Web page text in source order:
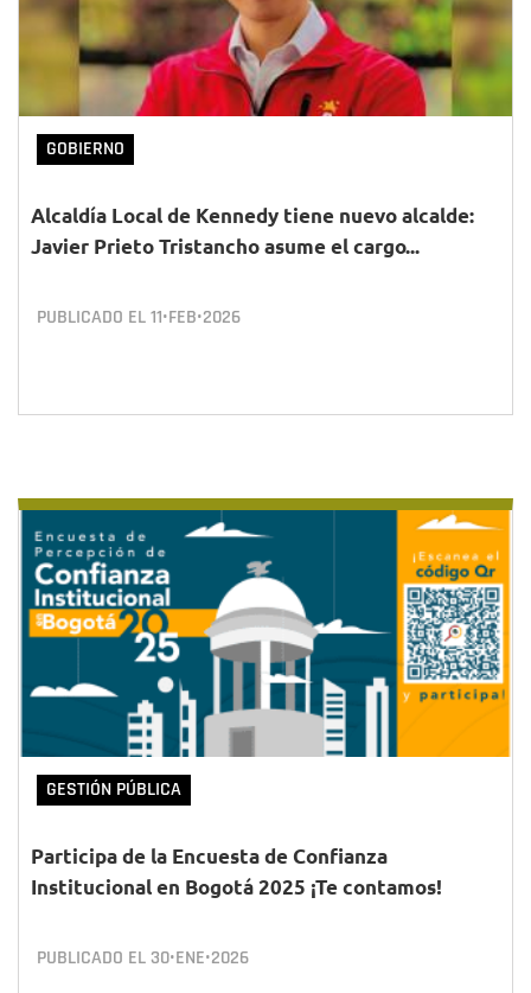
GOBIERNO
Alcaldía Local de Kennedy tiene nuevo alcalde:
Javier Prieto Tristancho asume el cargo...
PUBLICADO EL11•FEB•2026
GESTIÓN PÚBLICA
Participa de la Encuesta de Confianza
Institucional en Bogotá 2025 ¡Te contamos!
PUBLICADO EL 30•ENE•2026